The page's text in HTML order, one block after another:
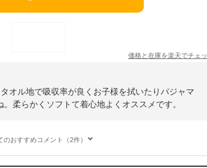
価格と在庫を楽天でチェ
オル地で吸収率が良くお子様を拭いたりパジャマ
柔らかくソフトて着心地よくオススメです。
のおすすめコメント（2件）